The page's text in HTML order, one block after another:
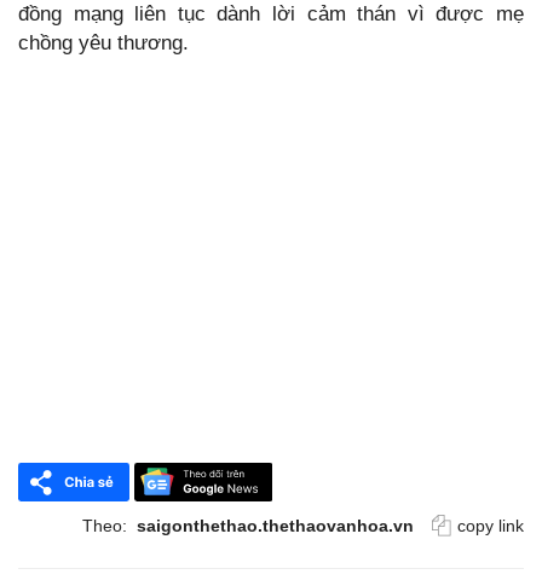
đồng mạng liên tục dành lời cảm thán vì được mẹ
chồng yêu thương.
Theo: saigonthethao.thethaovanhoa.vn copy link